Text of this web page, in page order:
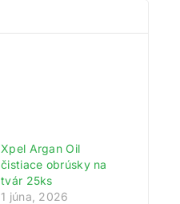
Xpel Argan Oil
čistiace obrúsky na
tvár 25ks
1 júna, 2026